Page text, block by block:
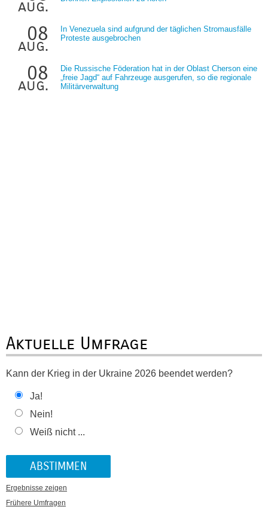
aug.
08
aug.
In Venezuela sind aufgrund der täglichen Stromausfälle
Proteste ausgebrochen
08
aug.
Die Russische Föderation hat in der Oblast Cherson eine
„freie Jagd“ auf Fahrzeuge ausgerufen, so die regionale
Militärverwaltung
Aktuelle Umfrage
Kann der Krieg in der Ukraine 2026 beendet werden?
Ja!
Nein!
Weiß nicht ...
Ergebnisse zeigen
Frühere Umfragen